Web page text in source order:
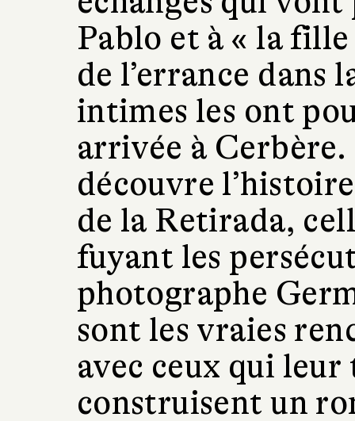
Pablo et à « la
de l’errance dans
intimes les ont
arrivée à
découvre
de la Retirada,
fuyant les
photographe
sont les vraies
avec ceux qui
construisent un